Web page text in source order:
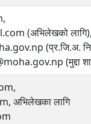
(अभिलेखको लागि),
(प्र.जि.अ.
(मुद्दा
अभिलेखका लागि